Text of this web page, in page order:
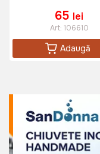
65 lei
Art: 106610
Adaugă